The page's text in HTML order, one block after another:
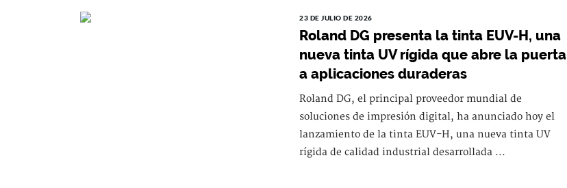
23 DE JULIO DE 2026
Roland DG presenta la tinta EUV-H, una
nueva tinta UV rígida que abre la puerta
a aplicaciones duraderas
Roland DG, el principal proveedor mundial de
soluciones de impresión digital, ha anunciado hoy el
lanzamiento de la tinta EUV-H, una nueva tinta UV
rígida de calidad industrial desarrollada ...